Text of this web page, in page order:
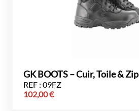
GK BOOTS – Cuir, Toile & Zip
REF : 09FZ
102,00€